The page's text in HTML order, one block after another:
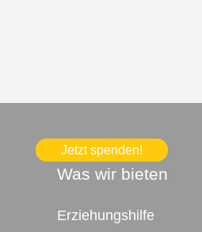
Jetzt spenden!
Was wir bieten
Erziehungshilfe